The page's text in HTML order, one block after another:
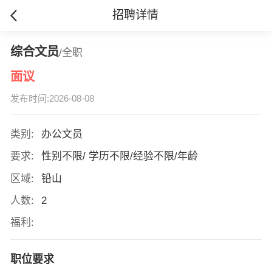
招聘详情
综合文员/全职
面议
发布时间:2026-08-08
类别:
办公文员
要求:
性别不限/ 学历不限/经验不限/年龄
区域:
铅山
人数:
2
福利:
职位要求